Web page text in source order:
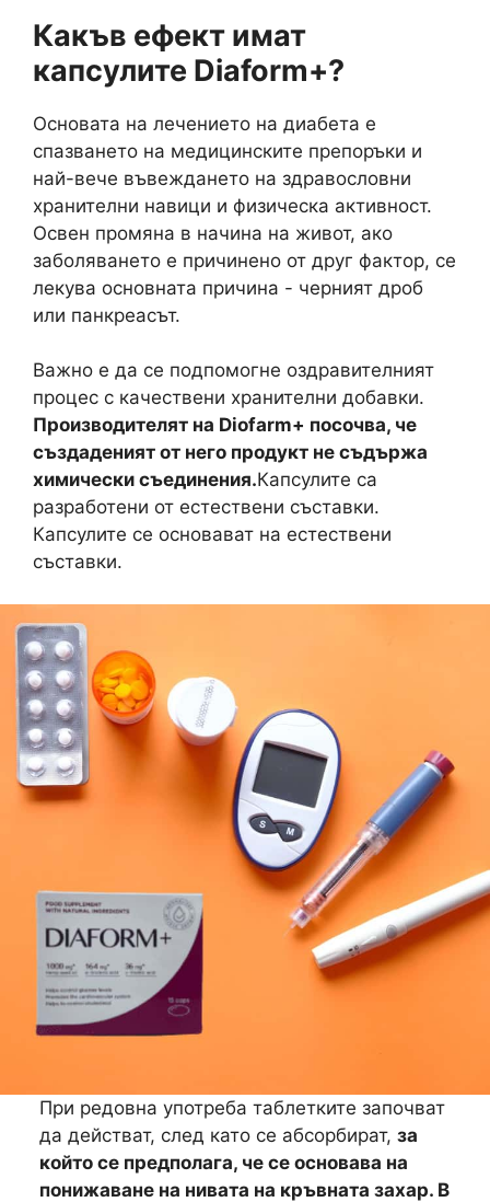
Какъв ефект имат
капсулите Diaform+?
Основата на лечението на диабета е
спазването на медицинските препоръки и
най-вече въвеждането на здравословни
хранителни навици и физическа активност.
Освен промяна в начина на живот, ако
заболяването е причинено от друг фактор, се
лекува основната причина - черният дроб
или панкреасът.
Важно е да се подпомогне оздравителният
процес с качествени хранителни добавки.
Производителят на Diofarm+ посочва, че
създаденият от него продукт не съдържа
химически съединения.Капсулите са
разработени от естествени съставки.
Капсулите се основават на естествени
съставки.
При редовна употреба таблетките започват
да действат, след като се абсорбират, за
който се предполага, че се основава на
понижаване на нивата на кръвната захар. В